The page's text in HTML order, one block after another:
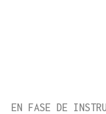
EN FASE DE